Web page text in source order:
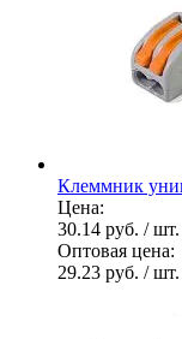
Клеммник
Цена:
30.14 руб. / шт.
Оптовая цена:
29.23 руб. / шт.